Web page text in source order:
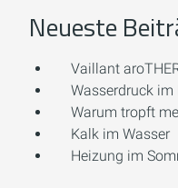
Neueste
Vaillant
Wasserdruck im
Warum tropft
Kalk im Wasser
Heizung im